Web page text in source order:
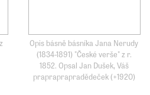
Opis básně básníka Jana Nerudy
(1834-1891) "České verše" z r.
1852. Opsal Jan Dušek, Váš
prapraprapradědeček (+1920)